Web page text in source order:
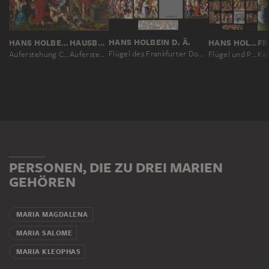
HANS HOLBEIN D. Ä.
Auferstehung Christi
HAUSBUCHMEISTER
Auferstehung Christi
HANS HOLBEIN D. Ä.
Flügel des Frankfurter Dominikaneraltars, Innenseite (Passion Christi; Auferstehung)
HANS HOLBEIN D. Ä.
Flügel und Predella des Frankfurter Dominikaneraltars
PERSONEN, DIE ZU DREI MARIEN
GEHÖREN
MARIA MAGDALENA
MARIA SALOME
MARIA KLEOPHAS